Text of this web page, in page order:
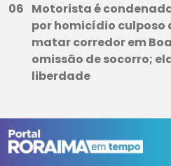
Motorista é
por homicídio culposo
matar corredor em
omissão de socorro;
liberdade